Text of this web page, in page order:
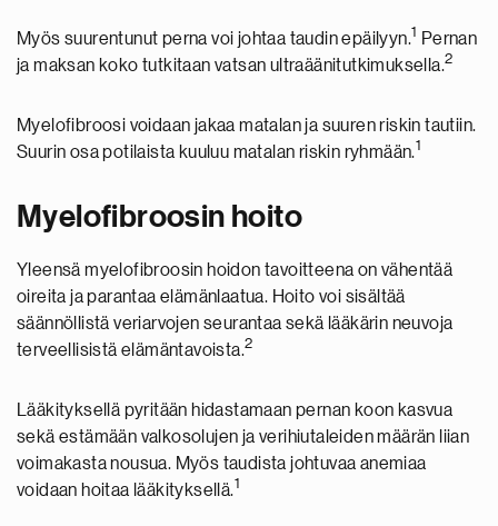
Myös suurentunut perna voi johtaa taudin epäilyyn.1
Pernan
ja maksan koko tutkitaan vatsan ultraäänitutkimuksella.2
Myelofibroosi voidaan jakaa matalan ja suuren riskin tautiin.
Suurin osa potilaista kuuluu matalan riskin ryhmään.1
Myelofibroosin hoito
Yleensä myelofibroosin hoidon tavoitteena on vähentää
oireita ja parantaa elämänlaatua. Hoito voi sisältää
säännöllistä veriarvojen seurantaa sekä lääkärin neuvoja
terveellisistä elämäntavoista.2
Lääkityksellä pyritään hidastamaan pernan koon kasvua
sekä estämään valkosolujen ja verihiutaleiden määrän liian
voimakasta nousua. Myös taudista johtuvaa anemiaa
voidaan hoitaa lääkityksellä.1